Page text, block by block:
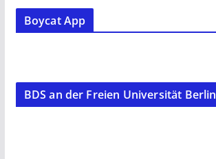
Boycat App
BDS an der Freien Universität Berlin